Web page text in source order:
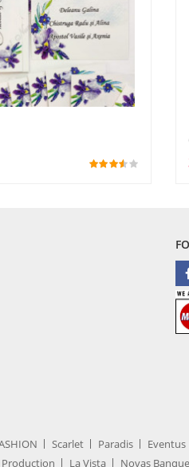
Scarlet Paradis Eventus
La Vista Novas